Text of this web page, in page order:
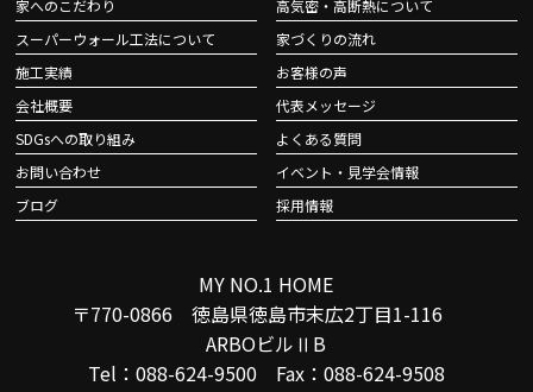
家へのこだわり
高気密・高断熱について
スーパーウォール工法について
家づくりの流れ
施工実績
お客様の声
会社概要
代表メッセージ
SDGsへの取り組み
よくある質問
お問い合わせ
イベント・見学会情報
ブログ
採用情報
MY NO.1 HOME
〒770-0866 徳島県徳島市末広2丁目1-116
ARBOビルⅡB
Tel：088-624-9500 Fax：088-624-9508